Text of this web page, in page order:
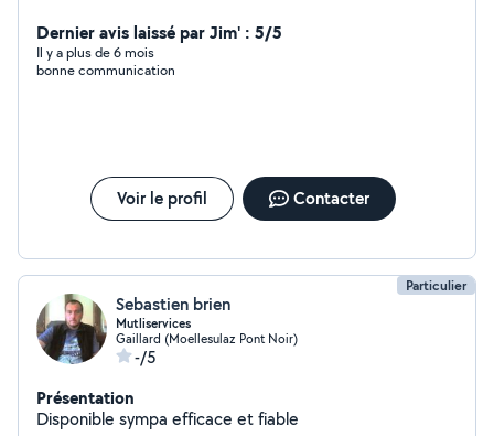
Dernier avis laissé par Jim' : 5/5
Il y a plus de 6 mois
bonne communication
Voir le profil Contacter
Particulier
Sebastien brien
Mutliservices
Gaillard (Moellesulaz Pont Noir)
-/5
Présentation
Disponible sympa efficace et fiable